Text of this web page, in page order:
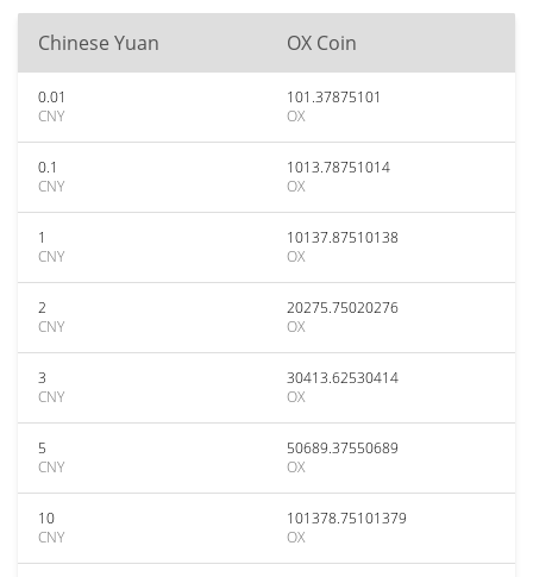
Chinese Yuan OX Coin
0.01
CNY
101.37875101
OX
0.1
CNY
1013.78751014
OX
1
CNY
10137.87510138
OX
2
CNY
20275.75020276
OX
3
CNY
30413.62530414
OX
5
CNY
50689.37550689
OX
10
CNY
101378.75101379
OX